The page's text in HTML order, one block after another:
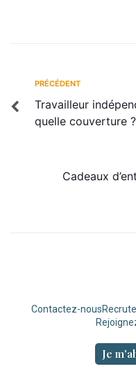
PRÉCÉDENT
Travailleur
quelle couverture ?
Cadeaux
Contactez-nous
Je